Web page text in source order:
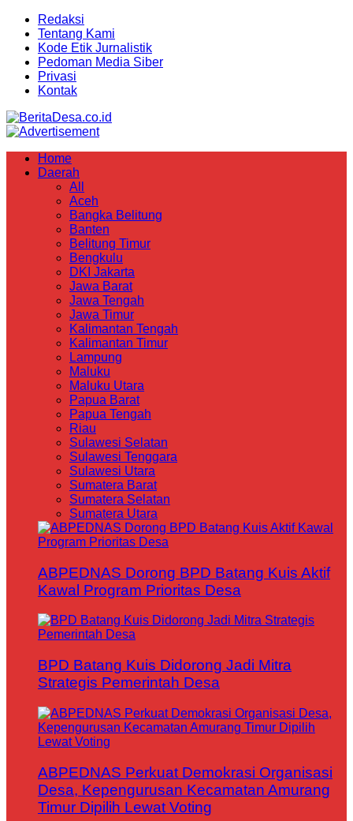
Redaksi
Tentang Kami
Kode Etik Jurnalistik
Pedoman Media Siber
Privasi
Kontak
Home
Daerah
All
Aceh
Bangka Belitung
Banten
Belitung Timur
Bengkulu
DKI Jakarta
Jawa Barat
Jawa Tengah
Jawa Timur
Kalimantan Tengah
Kalimantan Timur
Lampung
Maluku
Maluku Utara
Papua Barat
Papua Tengah
Riau
Sulawesi Selatan
Sulawesi Tenggara
Sulawesi Utara
Sumatera Barat
Sumatera Selatan
Sumatera Utara
ABPEDNAS Dorong BPD Batang Kuis Aktif
Kawal Program Prioritas Desa
BPD Batang Kuis Didorong Jadi Mitra
Strategis Pemerintah Desa
ABPEDNAS Perkuat Demokrasi Organisasi
Desa, Kepengurusan Kecamatan Amurang
Timur Dipilih Lewat Voting